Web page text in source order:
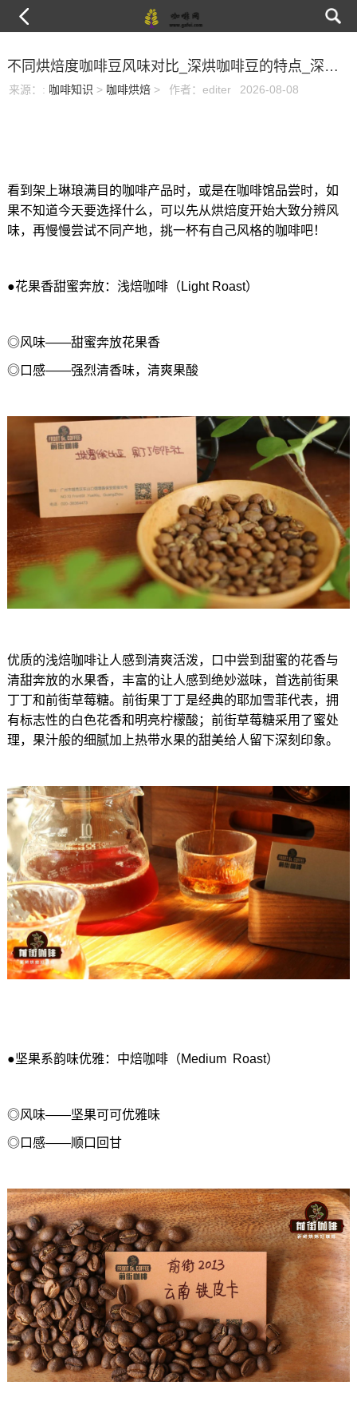
不同烘焙度咖啡豆风味对比_深烘咖啡豆的特点_深烘口粮咖啡豆
来源： : 咖啡知识 > 咖啡烘焙> 作者：editer 2026-08-08
看到架上琳琅满目的咖啡产品时，或是在咖啡馆品尝时，如
果不知道今天要选择什么，可以先从烘焙度开始大致分辨风
味，再慢慢尝试不同产地，挑一杯有自己风格的咖啡吧！
●花果香甜蜜奔放：浅焙咖啡（Light Roast）
◎风味——甜蜜奔放花果香
◎口感——强烈清香味，清爽果酸
优质的浅焙咖啡让人感到清爽活泼，口中尝到甜蜜的花香与
清甜奔放的水果香，丰富的让人感到绝妙滋味，首选前街果
丁丁和前街草莓糖。前街果丁丁是经典的耶加雪菲代表，拥
有标志性的白色花香和明亮柠檬酸；前街草莓糖采用了蜜处
理，果汁般的细腻加上热带水果的甜美给人留下深刻印象。
●坚果系韵味优雅：中焙咖啡（Medium Roast）
◎风味——坚果可可优雅味
◎口感——顺口回甘